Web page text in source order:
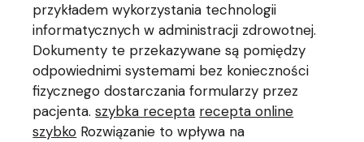
przykładem wykorzystania technologii
informatycznych w administracji zdrowotnej.
Dokumenty te przekazywane są pomiędzy
odpowiednimi systemami bez konieczności
fizycznego dostarczania formularzy przez
pacjenta.szybka recepta recepta online
szybko Rozwiązanie to wpływa na